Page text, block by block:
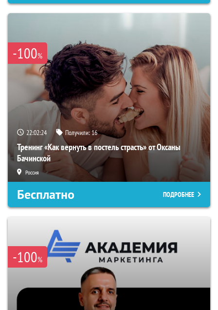
-100%
22:02:23 Получили:16
Тренинг «Как вернуть в постель страсть» от Оксаны
Бачинской
Россия
Бесплатно ПОДРОБНЕЕ
-100%